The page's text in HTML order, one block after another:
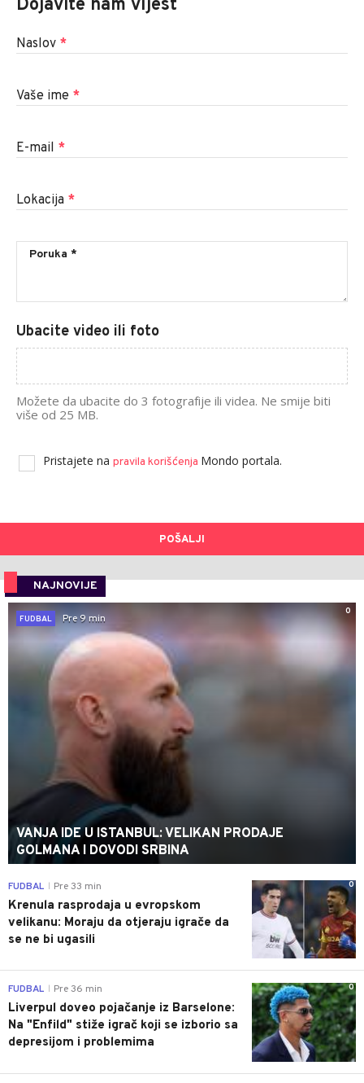
Dojavite nam vijest
Naslov *
Vaše ime *
E-mail *
Lokacija *
Ubacite video ili foto
Možete da ubacite do 3 fotografije ili videa. Ne smije biti
više od 25 MB.
Pristajete na pravila korišćenja Mondo portala.
POŠALJI
NAJNOVIJE
0
FUDBAL
Pre 9 min
VANJA IDE U ISTANBUL: VELIKAN PRODAJE
GOLMANA I DOVODI SRBINA
0
FUDBAL Pre 33 min
Krenula rasprodaja u evropskom
velikanu: Moraju da otjeraju igrače da
se ne bi ugasili
0
FUDBAL Pre 36 min
Liverpul doveo pojačanje iz Barselone:
Na "Enfild" stiže igrač koji se izborio sa
depresijom i problemima